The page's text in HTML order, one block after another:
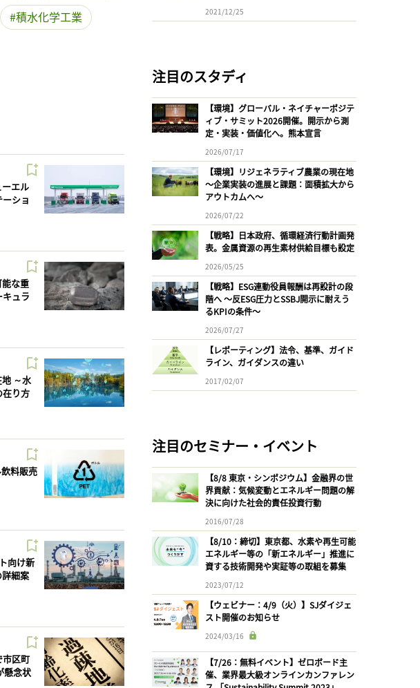
積水化学工業
ーエル
ショ
能な重
ュラ
～水
り方
料販売
向け新
細案
市区町
懸念状
2021/12/25
注目のスタディ
【環境】グローバル・ネイチャーポジテ
ィブ・サミット2026開催。開示から測
定・実装・価値化へ。熊本宣言
2026/07/17
【環境】リジェネラティブ農業の現在地
〜企業実装の進展と課題：面積拡大から
アウトカムへ〜
2026/07/22
【戦略】日本政府、循環経済行動計画発
表。金属資源の再生素材供給目標も設定
2026/05/25
【戦略】ESG連動役員報酬は再設計の段
階へ 〜反ESG圧力とSSBJ開示に耐えう
るKPIの条件〜
2026/07/27
【レポーティング】法令、基準、ガイド
ライン、ガイダンスの違い
2017/02/07
注目のセミナー・イベント
【8/8 東京・シンポジウム】金融界の世
界貢献：気候変動とエネルギー問題の解
決に向けた社会的責任投資行動
2016/07/28
【8/10：締切】東京都、水素や再生可能
エネルギー等の「新エネルギー」推進に
資する技術開発や実証等の取組を募集
2023/07/12
【ウェビナー：4/9（火）】SJダイジェ
スト開催のお知らせ
2024/03/16
【7/26：無料イベント】ゼロボード主
催、業界最大級オンラインカンファレン